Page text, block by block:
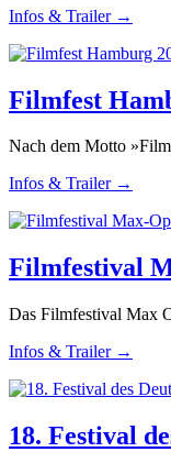
Infos & Trailer →
Filmfest
Nach dem Motto
Infos & Trailer →
Filmfestival
Das Filmfestival Max
Infos & Trailer →
18. Festival